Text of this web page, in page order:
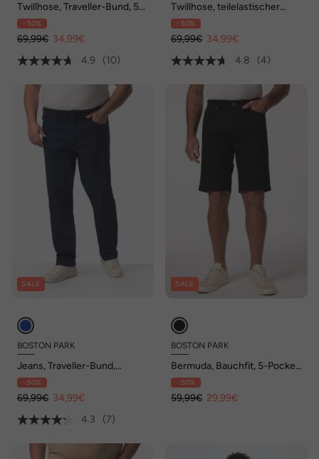
Twillhose, Traveller-Bund, 5-
Pocket, Regular Fit, bis 72/36
- 50%
69,99€ 34,99€
4.9
(10)
Twillhose, teilelastischer
Bund, bis 74/36
- 50%
69,99€ 34,99€
4.8
(4)
SALE
BOSTON PARK
Jeans, Traveller-Bund,
Swingpocket, 5-Pocket,
Regular Fit, bis 72/36
- 50%
69,99€ 34,99€
4.3
(7)
SALE
BOSTON PARK
Bermuda, Bauchfit, 5-Pocket,
Bund seitlich elastisch, bis 70
- 50%
59,99€ 29,99€